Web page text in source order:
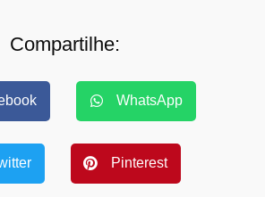
Compartilhe:
WhatsApp
Pinterest